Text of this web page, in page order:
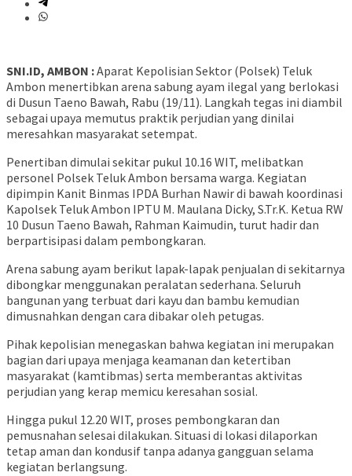
SNI.ID, AMBON :Aparat Kepolisian Sektor (Polsek) Teluk
Ambon menertibkan arena sabung ayam ilegal yang berlokasi
di Dusun Taeno Bawah, Rabu (19/11). Langkah tegas ini diambil
sebagai upaya memutus praktik perjudian yang dinilai
meresahkan masyarakat setempat.
Penertiban dimulai sekitar pukul 10.16 WIT, melibatkan
personel Polsek Teluk Ambon bersama warga. Kegiatan
dipimpin Kanit Binmas IPDA Burhan Nawir di bawah koordinasi
Kapolsek Teluk Ambon IPTU M. Maulana Dicky, S.Tr.K. Ketua RW
10 Dusun Taeno Bawah, Rahman Kaimudin, turut hadir dan
berpartisipasi dalam pembongkaran.
Arena sabung ayam berikut lapak-lapak penjualan di sekitarnya
dibongkar menggunakan peralatan sederhana. Seluruh
bangunan yang terbuat dari kayu dan bambu kemudian
dimusnahkan dengan cara dibakar oleh petugas.
Pihak kepolisian menegaskan bahwa kegiatan ini merupakan
bagian dari upaya menjaga keamanan dan ketertiban
masyarakat (kamtibmas) serta memberantas aktivitas
perjudian yang kerap memicu keresahan sosial.
Hingga pukul 12.20 WIT, proses pembongkaran dan
pemusnahan selesai dilakukan. Situasi di lokasi dilaporkan
tetap aman dan kondusif tanpa adanya gangguan selama
kegiatan berlangsung.